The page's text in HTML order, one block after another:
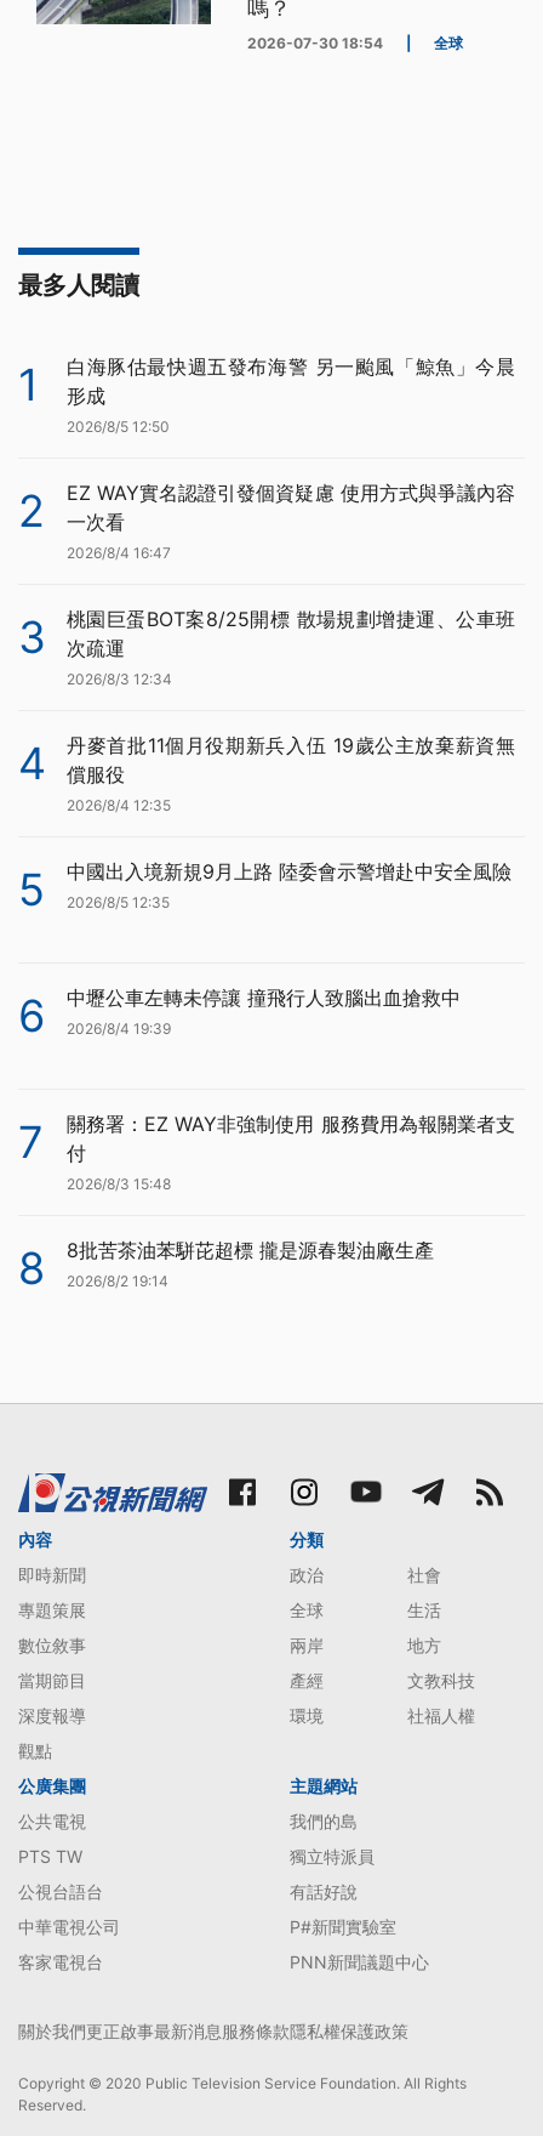
嗎？
2026-07-30 18:54 全球
最多人閱讀
1
白海豚估最快週五發布海警 另一颱風「鯨魚」今晨
形成
2026/8/5 12:50
2
EZ WAY實名認證引發個資疑慮 使用方式與爭議內容
一次看
2026/8/4 16:47
3
桃園巨蛋BOT案8/25開標 散場規劃增捷運、公車班
次疏運
2026/8/3 12:34
4
丹麥首批11個月役期新兵入伍 19歲公主放棄薪資無
償服役
2026/8/4 12:35
5 中國出入境新規9月上路 陸委會示警增赴中安全風險
2026/8/5 12:35
6 中壢公車左轉未停讓 撞飛行人致腦出血搶救中
2026/8/4 19:39
7
關務署：EZ WAY非強制使用 服務費用為報關業者支
付
2026/8/3 15:48
8 8批苦茶油苯駢芘超標 攏是源春製油廠生產
2026/8/2 19:14
內容
即時新聞
專題策展
數位敘事
當期節目
深度報導
觀點
分類
政治
社會
全球
生活
兩岸
地方
產經
文教科技
環境
社福人權
公廣集團
公共電視
PTS TW
公視台語台
中華電視公司
客家電視台
主題網站
我們的島
獨立特派員
有話好說
P#新聞實驗室
PNN新聞議題中心
關於我們更正啟事最新消息服務條款隱私權保護政策
Copyright © 2020 Public Television Service Foundation. All Rights
Reserved.